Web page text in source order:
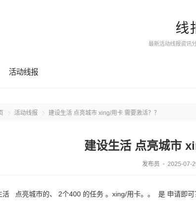
线
最新活动线报资讯
活动线报
活动线报 建设生活 点亮城市 xing/用卡 需要激活？？
建设生活 点亮城市
发布员 2025-07-
活 点亮城市的、 2个400 的任务 。xing/用卡。。 是 申请即可